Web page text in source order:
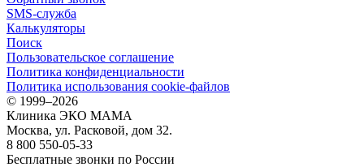
SMS-служба
Калькуляторы
Поиск
Пользовательское соглашение
Политика конфиденциальности
Политика использования cookie-файлов
© 1999–2026
Клиника ЭКО МАМА
Москва, ул. Расковой, дом 32.
8 800 550-05-33
Бесплатные звонки по России